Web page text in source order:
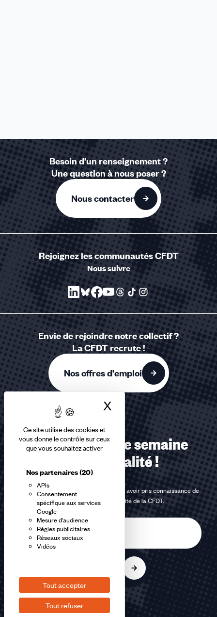
Ce site utilise des cookies et
vous donne le contrôle sur ceux
que vous souhaitez activer
Nos partenaires(20)
APIs
Consentement
spécifique aux services
Google
Mesure d'audience
Régies publicitaires
Réseaux sociaux
Vidéos
Tout accepter
Tout refuser
X Masquer le
Besoin d'un renseignement ?
Une question à nous poser ?
Nous contacter
Rejoignez les communautés CFDT
Nous suivre
Envie de rejoindre notre collectif ?
La CFDT recrute !
Nos offres d'emploi
Recevez chaque semaine
notre actualité !
En m'inscrivant à la newsletter, j'affirme avoir pris connaissance de
lapolitique de confidentialité de la CFDT.